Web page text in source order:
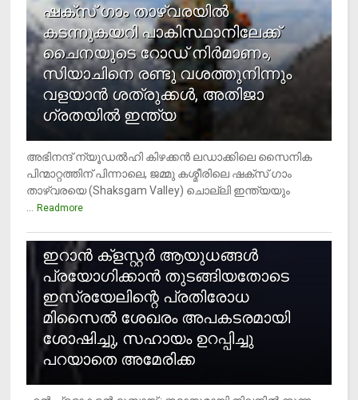
ഷക്സ് ​ഗാം താഴ്‌വരയിൽ
കടന്നുകയറി പാകിസ്ഥാനിലേക്ക്
ചൈനയുടെ റോഡ് നിർമാണം,
സിയാചിനെ രണ്ടു വശത്തുനിന്നും
വളയാൻ ശത്രുക്കൾ, അതിജാ​
ഗ്രതയിൽ ഇന്ത്യ
അഭിനന്ദ് ന്യൂഡൽഹി കിഴക്കൻ ലഡാക്കിലെ സൈനിക
പിന്മാറ്റത്തിന് പിന്നാലെ, ജമ്മു കശ്മീരിലെ ഷക്സ് ​ഗാം
താഴ്‌വരയെ (Shaksgam Valley) ചൊല്ലി ഇന്ത്യയും
Readmore
ഇറാന്‍ ക്‌ളസ്റ്റര്‍ ആയുധങ്ങള്‍
പ്രയോഗിക്കാന്‍ തുടങ്ങിയതോടെ
ഇസ്രയേലിന്റെ പ്രതിരോധ
മിസൈല്‍ ശേഖരം അപകടരമായി
ശോഷിച്ചു, സഹായം ഉറപ്പിച്ചു
പറയാതെ അമേരിക്ക